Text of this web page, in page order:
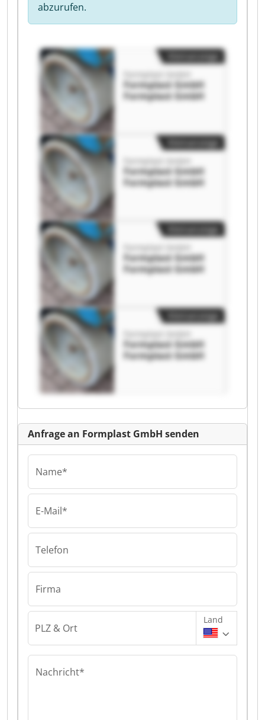
abzurufen.
Formplast GmbH
Formplast GmbH
Formplast GmbH
Formplast GmbH
Formplast GmbH
Formplast GmbH
Kleinanzeige
Formplast GmbH
Formplast GmbH
Formplast GmbH
Kleinanzeige
Formplast GmbH
Formplast GmbH
Formplast GmbH
Kleinanzeige
Anfrage an Formplast GmbH senden
Name*
E-Mail*
Telefon
Firma
PLZ & Ort
Land
Nachricht*